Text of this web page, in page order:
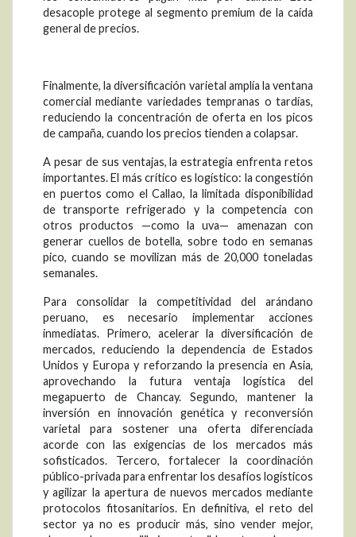
desacople protege al segmento premium de la caída
general de precios.
Finalmente, la diversificación varietal amplía la ventana
comercial mediante variedades tempranas o tardías,
reduciendo la concentración de oferta en los picos
de campaña, cuando los precios tienden a colapsar.
A pesar de sus ventajas, la estrategia enfrenta retos
importantes. El más crítico es logístico: la congestión
en puertos como el Callao, la limitada disponibilidad
de transporte refrigerado y la competencia con
otros productos —como la uva— amenazan con
generar cuellos de botella, sobre todo en semanas
pico, cuando se movilizan más de 20,000 toneladas
semanales.
Para consolidar la competitividad del arándano
peruano, es necesario implementar acciones
inmediatas. Primero, acelerar la diversificación de
mercados, reduciendo la dependencia de Estados
Unidos y Europa y reforzando la presencia en Asia,
aprovechando la futura ventaja logística del
megapuerto de Chancay. Segundo, mantener la
inversión en innovación genética y reconversión
varietal para sostener una oferta diferenciada
acorde con las exigencias de los mercados más
sofisticados. Tercero, fortalecer la coordinación
público-privada para enfrentar los desafíos logísticos
y agilizar la apertura de nuevos mercados mediante
protocolos fitosanitarios. En definitiva, el reto del
sector ya no es producir más, sino vender mejor,